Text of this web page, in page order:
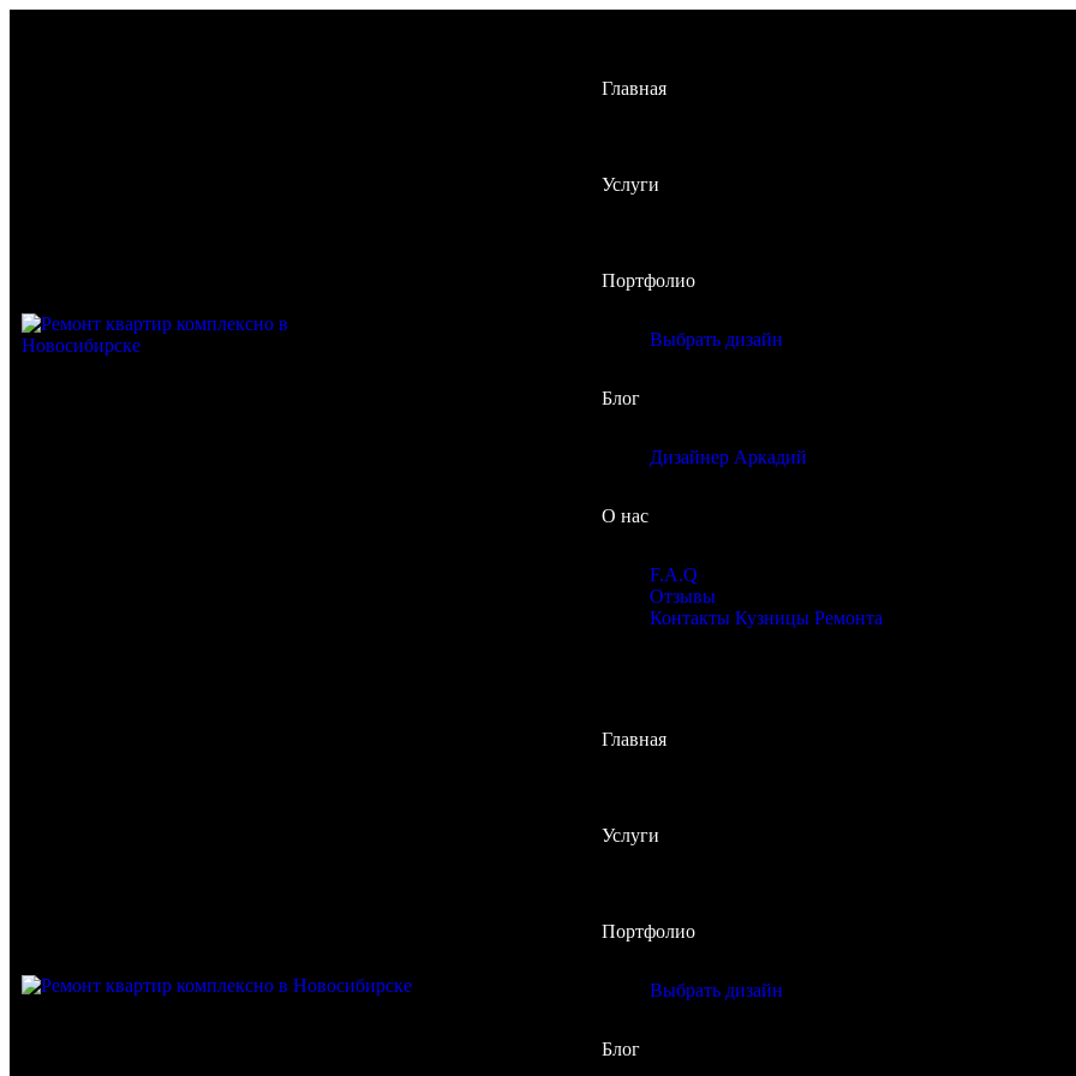
Главная
Услуги
Портфолио
Выбрать дизайн
Блог
Дизайнер Аркадий
О нас
F.A.Q
Отзывы
Контакты Кузницы Ремонта
Главная
Услуги
Портфолио
Выбрать дизайн
Блог